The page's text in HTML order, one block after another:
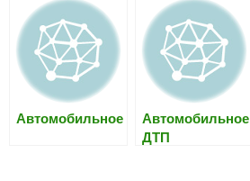
Автомобильное
Автомобильное
ДТП